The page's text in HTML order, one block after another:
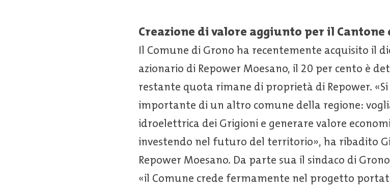
Creazione di valore aggiunto per il Cantone
Il Comune di Grono ha recentemente acquisito il
azionario di Repower Moesano, il 20 per cento è
restante quota rimane di proprietà di Repower.
importante di un altro comune della regione:
idroelettrica dei Grigioni e generare valore
investendo nel futuro del territorio», ha ribadito
Repower Moesano. Da parte sua il sindaco di
«il Comune crede fermamente nel progetto